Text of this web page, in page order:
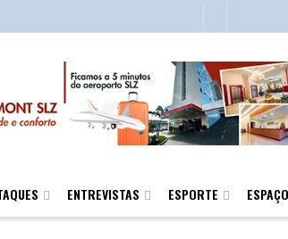
ENTREVISTAS ESPORTE